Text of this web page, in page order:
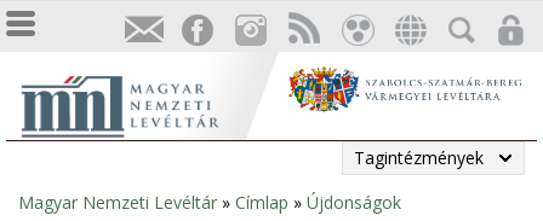
Tagintézmények
Jelenlegi
Magyar Nemzeti Levéltár » Címlap » Újdonságok